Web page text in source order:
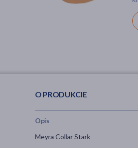
O PRODUKCIE
Opis
Meyra Collar Stark